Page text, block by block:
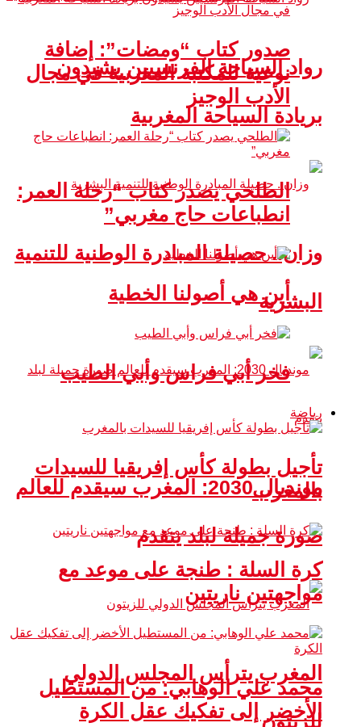
رواد السياحة الفرنسيين يشيدون
بريادة السياحة المغربية
وزان.. حصيلة المبادرة الوطنية للتنمية
البشرية
مونديال 2030: المغرب سيقدم للعالم
صورة جميلة لبلد يتقدم
المغرب يترأس المجلس الدولي
للزيتون
صدور كتاب “ومضات”: إضافة
نوعية للمكتبة المغربية في مجال
الأدب الوجيز
الطلحي يصدر كتاب “رحلة العمر:
انطباعات حاج مغربي”
أين هي أصولنا الخطية
فخر أبي فراس وأبي الطيب
رياضة
تأجيل بطولة كأس إفريقيا للسيدات
بالمغرب
كرة السلة : طنجة على موعد مع
مواجهتين ناريتين
محمد علي الوهابي: من المستطيل
الأخضر إلى تفكيك عقل الكرة